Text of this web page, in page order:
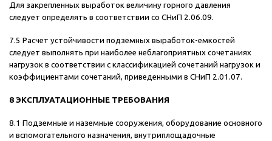
Для закрепленных выработок величину горного давления
следует определять в соответствии со СНиП 2.06.09.
7.5 Расчет устойчивости подземных выработок-емкостей
следует выполнять при наиболее неблагоприятных сочетаниях
нагрузок в соответствии с классификацией сочетаний нагрузок и
коэффициентами сочетаний, приведенными в СНиП 2.01.07.
8 ЭКСПЛУАТАЦИОННЫЕ ТРЕБОВАНИЯ
8.1 Подземные и наземные сооружения, оборудование основного
и вспомогательного назначения, внутриплощадочные